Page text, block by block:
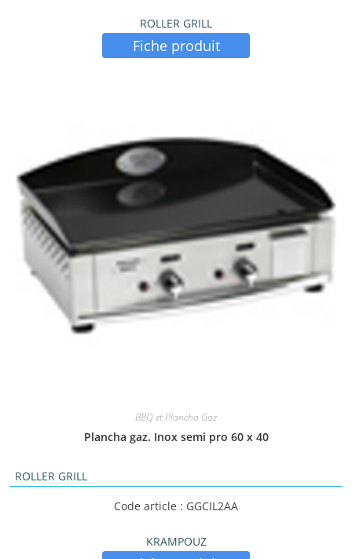
ROLLER GRILL
Fiche produit
BBQ et Plancha Gaz
Plancha gaz. Inox semi pro 60 x 40
ROLLER GRILL
Code article : GGCIL2AA
KRAMPOUZ